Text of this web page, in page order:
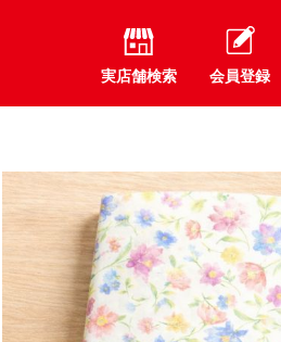
実店舗検索 会員登録